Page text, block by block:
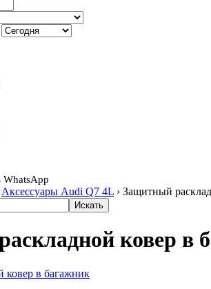
WhatsApp
Аксессуары Audi Q7 4L › Защитный
ковер в